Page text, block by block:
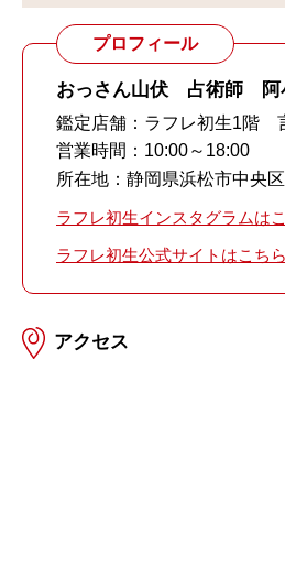
プロフィール
おっさん山伏 占術師 阿
鑑定店舗：ラフレ初生1階
営業時間：10:00～18:00
所在地：静岡県浜松市中央
ラフレ初生インスタグラムは
ラフレ初生公式サイトはこちら
アクセス